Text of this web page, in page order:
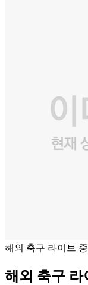
해외 축구 라이브 중
해외 축구 라